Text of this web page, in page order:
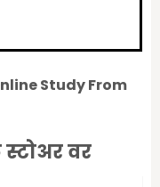
Study From
वर